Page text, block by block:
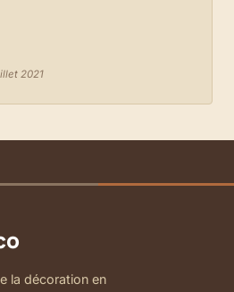
2021
la décoration en